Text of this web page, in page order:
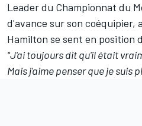
Leader du Championnat du
d'avance sur son coéquipier,
Hamilton se sent en position
"J'ai toujours dit qu'il était
Mais j'aime penser que je suis